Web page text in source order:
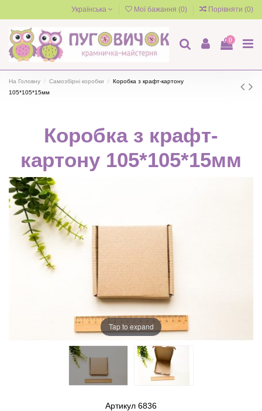
Українська Мої бажання (0) Порівняти (0)
0
На Головну Самозбірні коробки
Коробка з крафт-картону
105*105*15мм
Коробка з крафт-
картону 105*105*15мм
Tap to expand
Артикул 6836